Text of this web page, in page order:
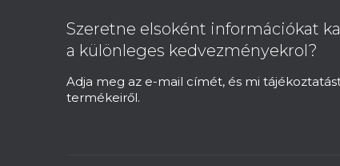
Szeretne elsoként információkat
a különleges kedvezményekrol?
Adja meg az e-mail címét, és mi
termékeiről.